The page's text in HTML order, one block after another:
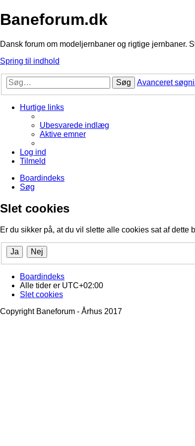
Baneforum.dk
Dansk forum om modeljernbaner og rigtige jernbaner.
Spring til indhold
Søg Avanceret
Hurtige links
Ubesvarede indlæg
Aktive emner
Log ind
Tilmeld
Boardindeks
Søg
Slet cookies
Er du sikker på, at du vil slette alle cookies sat af dette
Boardindeks
Alle tider er UTC+02:00
Slet cookies
Copyright Baneforum - Århus 2017